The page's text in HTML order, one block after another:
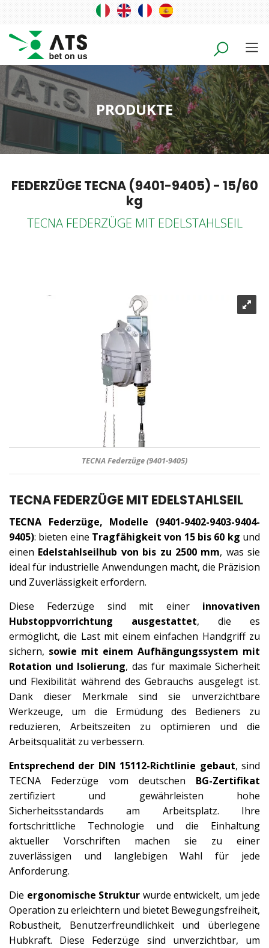
PRODUKTE
FEDERZÜGE TECNA (9401-9405) - 15/60
kg
TECNA FEDERZÜGE MIT EDELSTAHLSEIL
TECNA Federzüge (9401-9405)
TECNA FEDERZÜGE MIT EDELSTAHLSEIL
TECNA Federzüge, Modelle (9401-9402-9403-9404-
9405): bieten eine Tragfähigkeit von 15 bis 60 kg und
einen Edelstahlseilhub von bis zu 2500 mm, was sie
ideal für industrielle Anwendungen macht, die Präzision
und Zuverlässigkeit erfordern.
Diese Federzüge sind mit einer innovativen
Hubstoppvorrichtung ausgestattet, die es
ermöglicht, die Last mit einem einfachen Handgriff zu
sichern, sowie mit einem Aufhängungssystem mit
Rotation und Isolierung, das für maximale Sicherheit
und Flexibilität während des Gebrauchs ausgelegt ist.
Dank dieser Merkmale sind sie unverzichtbare
Werkzeuge, um die Ermüdung des Bedieners zu
reduzieren, Arbeitszeiten zu optimieren und die
Arbeitsqualität zu verbessern.
Entsprechend der DIN 15112-Richtlinie gebaut, sind
TECNA Federzüge vom deutschen BG-Zertifikat
zertifiziert und gewährleisten hohe
Sicherheitsstandards am Arbeitsplatz. Ihre
fortschrittliche Technologie und die Einhaltung
aktueller Vorschriften machen sie zu einer
zuverlässigen und langlebigen Wahl für jede
Anforderung.
Die ergonomische Struktur wurde entwickelt, um jede
Operation zu erleichtern und bietet Bewegungsfreiheit,
Robustheit, Benutzerfreundlichkeit und überlegene
Hubkraft. Diese Federzüge sind unverzichtbar, um